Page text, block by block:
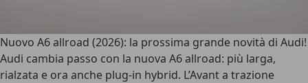
Nuovo A6 allroad (2026): la prossima grande novità di Audi!
Audi cambia passo con la nuova A6 allroad: più larga,
rialzata e ora anche plug-in hybrid. L’Avant a trazione